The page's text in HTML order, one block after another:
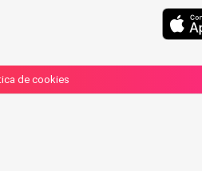
de cookies